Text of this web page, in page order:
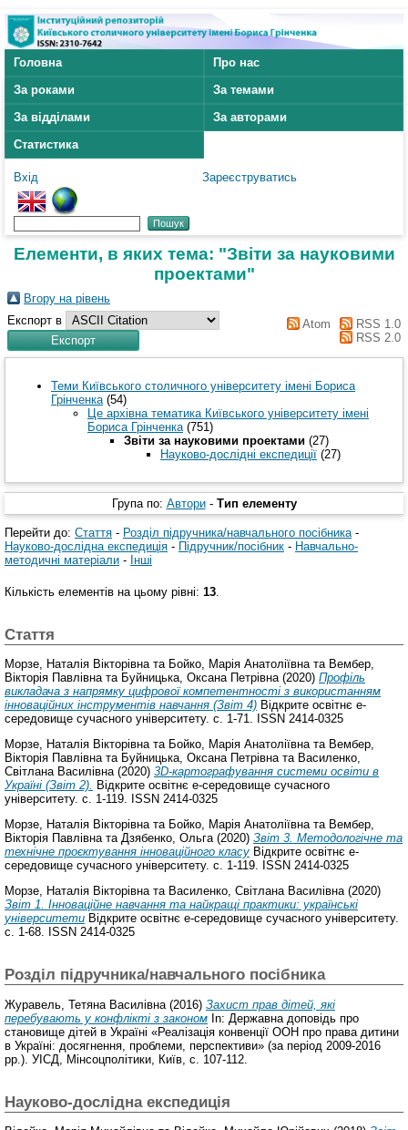
Головна
Про нас
За роками
За темами
За відділами
За авторами
Статистика
Вхід Зареєструватись
Елементи, в яких тема: "Звіти за науковими
проектами"
Вгору на рівень
Експорт в
Atom
RSS 1.0
RSS 2.0
Теми Київського столичного університету імені Бориса
Грінченка (54)
Це архівна тематика Київського університету імені
Бориса Грінченка (751)
Звіти за науковими проектами (27)
Науково-дослідні експедиції (27)
Група по: Автори- Тип елементу
Перейти до: Стаття - Розділ підручника/навчального посібника -
Науково-дослідна експедиція - Підручник/посібник - Навчально-
методичні матеріали - Інші
Кількість елементів на цьому рівні: 13
Стаття
Морзе, Наталія Вікторівната Бойко, Марія Анатоліївната Вембер,
Вікторія Павлівната Буйницька, Оксана Петрівна(2020) Профіль
викладача з напрямку цифрової компетентності з використанням
інноваційних інструментів навчання (Звіт 4) Відкрите освітнє е-
середовище сучасного університету. с. 1-71. ISSN 2414-0325
Морзе, Наталія Вікторівната Бойко, Марія Анатоліївната Вембер,
Вікторія Павлівната Буйницька, Оксана Петрівната Василенко,
Світлана Василівна(2020) 3D-картографування системи освіти в
Україні (Звіт 2). Відкрите освітнє е-середовище сучасного
університету. с. 1-119. ISSN 2414-0325
Морзе, Наталія Вікторівната Бойко, Марія Анатоліївната Вембер,
Вікторія Павлівната Дзябенко, Ольга(2020) Звіт 3. Методологічне та
технічне проєктування інноваційного класу Відкрите освітнє е-
середовище сучасного університету. с. 1-119. ISSN 2414-0325
Морзе, Наталія Вікторівна та Василенко, Світлана Василівна (2020)
Звіт 1. Інноваційне навчання та найкращі практики: українські
університети Відкрите освітнє е-середовище сучасного університету.
с. 1-68. ISSN 2414-0325
Розділ підручника/навчального посібника
Журавель, Тетяна Василівна (2016) Захист прав дітей, які
перебувають у конфлікті з законом In: Державна доповідь про
становище дітей в Україні «Реалізація конвенції ООН про права дитини
в Україні: досягнення, проблеми, перспективи» (за період 2009-2016
рр.). УІСД, Мінсоцполітики, Київ, с. 107-112.
Науково-дослідна експедиція